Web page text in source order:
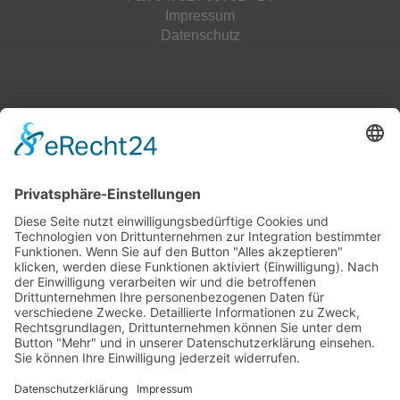
Impressum
Datenschutz
Jahrescharts
Top 100
Hot 50
Top Neueinsteiger
Highscores